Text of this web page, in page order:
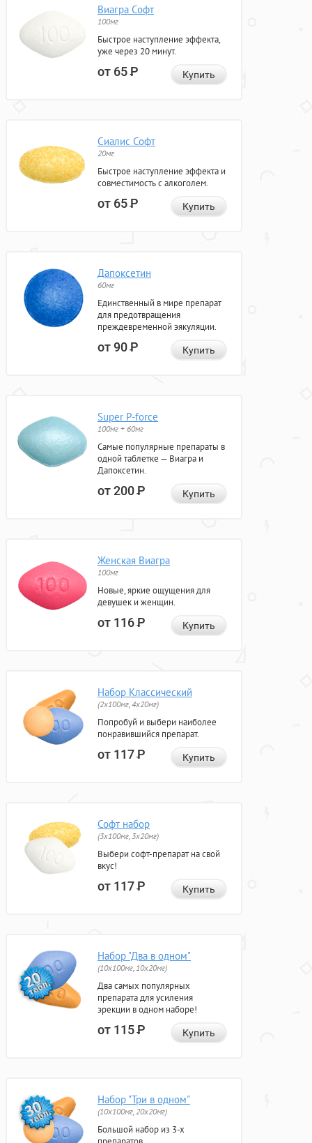
Виагра Софт
100мг
Быстрое наступление эффекта,
уже через 20 минут.
от 65Р Купить
Сиалис Софт
20мг
Быстрое наступление эффекта и
совместимость с алкоголем.
от 65Р Купить
Дапоксетин
60мг
Единственный в мире препарат
для предотвращения
преждевременной эякуляции.
от 90Р Купить
Super P-force
100мг + 60мг
Самые популярные препараты в
одной таблетке — Виагра и
Дапоксетин.
от 200Р Купить
Женская Виагра
100мг
Новые, яркие ощущения для
девушек и женщин.
от 116Р Купить
Набор Классический
(2x100мг, 4x20мг)
Попробуй и выбери наиболее
понравившийся препарат.
от 117Р Купить
Софт набор
(3x100мг, 3x20мг)
Выбери софт-препарат на свой
вкус!
от 117Р Купить
Набор "Два в одном"
(10x100мг, 10x20мг)
Два самых популярных
препарата для усиления
эрекции в одном наборе!
от 115Р Купить
Набор "Три в одном"
(10x100мг, 20x20мг)
Большой набор из 3-х